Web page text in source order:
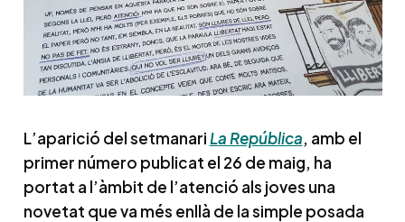
L’aparició del setmanariLa República, amb el
primer número publicat el 26 de maig, ha
portat a l’àmbit de l’atenció als joves una
novetat que va més enllà de la simple posada